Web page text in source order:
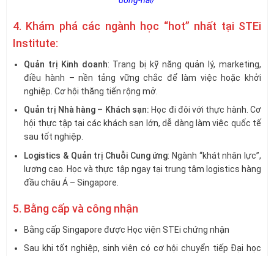
4. Khám phá các ngành học “hot” nhất tại STEi
Institute:
Quản trị Kinh doanh: Trang bị kỹ năng quản lý, marketing,
điều hành – nền tảng vững chắc để làm việc hoặc khởi
nghiệp. Cơ hội thăng tiến rộng mở.
Quản trị Nhà hàng – Khách sạn: Học đi đôi với thực hành. Cơ
hội thực tập tại các khách sạn lớn, dễ dàng làm việc quốc tế
sau tốt nghiệp.
Logistics & Quản trị Chuỗi Cung ứng: Ngành “khát nhân lực”,
lương cao. Học và thực tập ngay tại trung tâm logistics hàng
đầu châu Á – Singapore.
5. Bằng cấp và công nhận
Bằng cấp Singapore được Học viện STEi chứng nhận
Sau khi tốt nghiệp, sinh viên có cơ hội chuyển tiếp Đại học